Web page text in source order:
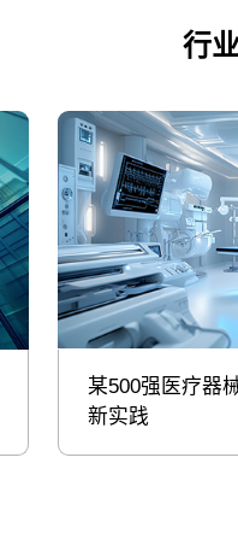
行
某500强医疗器
新实践